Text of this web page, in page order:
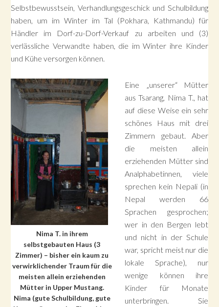
Selbstbewusstsein, Verhandlungsgeschick und Schulbildung
haben, um im Winter im Tal (Pokhara, Kathmandu) für
Händler im Dorf-zu-Dorf-Verkauf zu arbeiten und (3)
verlässliche Verwandte haben, die im Winter ihre Kinder
und Kühe versorgen können.
Nima T. in ihrem
selbstgebauten Haus (3
Zimmer) – bisher ein kaum zu
verwirklichender Traum für die
meisten allein erziehenden
Mütter in Upper Mustang.
Nima (gute Schulbildung, gute
Eine „unserer“ Mütter
aus Tsarang, Nima T., hat
auf diese Weise ein sehr
schönes Haus mit drei
Zimmern gebaut. Aber
die meisten allein
erziehenden Mütter sind
Analphabetinnen, viele
sprechen kein Nepali (in
Nepal werden 66
Sprachen gesprochen;
wer in den Bergen lebt
und nicht in der Schule
war, spricht meist nur die
lokale Sprache), nur
wenige können ihre
Kinder für Monate
unterbringen. Sie